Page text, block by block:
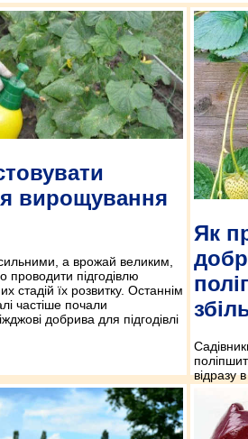
вирощування
а врожай великим,
проводити підгодівлю
стадій їх розвитку. Останнім
частіше почали
добрива для підгодівлі
Як
відразу
лише